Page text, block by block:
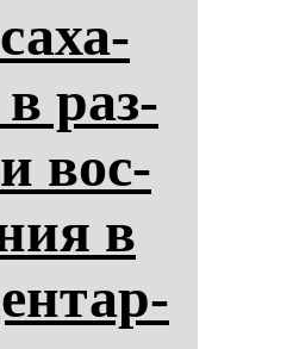
в раз­
вос­
в